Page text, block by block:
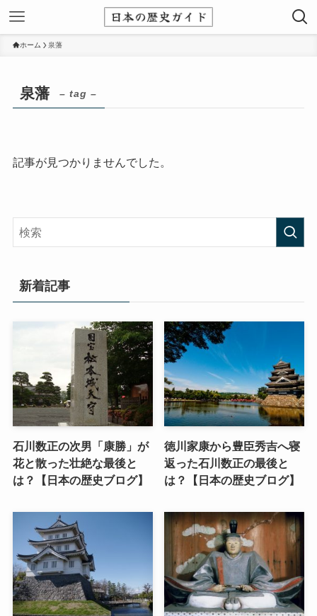
ホーム 泉藩
泉藩 – tag –
記事が見つかりませんでした。
新着記事
石川数正の次男「康勝」が
花と散った壮絶な最後と
は？【日本の歴史ブログ】
徳川家康から豊臣秀吉へ寝
返った石川数正の最後と
は？【日本の歴史ブログ】